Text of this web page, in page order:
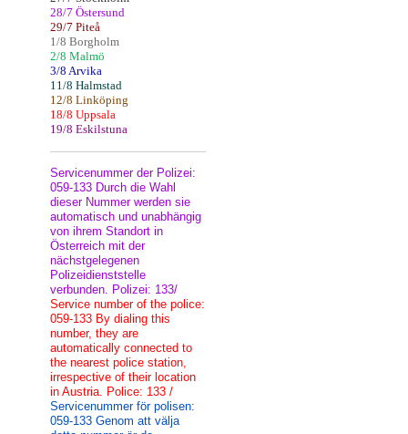
28/7 Östersund
29/7 Piteå
1/8 Borgholm
2/8 Malmö
3/8 Arvika
11/8 Halmstad
12/8 Linköping
18/8 Uppsala
19/8 Eskilstuna
Servicenummer der Polizei:
059-133 Durch die Wahl
dieser Nummer werden sie
automatisch und unabhängig
von ihrem Standort in
Österreich mit der
nächstgelegenen
Polizeidienststelle
verbunden. Polizei: 133/
Service number of the police:
059-133 By dialing this
number, they are
automatically connected to
the nearest police station,
irrespective of their location
in Austria. Police: 133 /
Servicenummer för polisen:
059-133 Genom att välja